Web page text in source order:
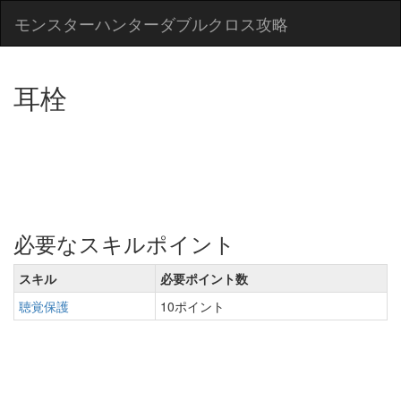
モンスターハンターダブルクロス攻略
耳栓
必要なスキルポイント
スキル
必要ポイント数
聴覚保護
10ポイント